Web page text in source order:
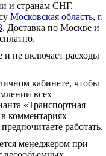
и странам СНГ.
Московская область, г.
. Доставка по Москве и
и не включает расходы
кабинете, чтобы
всех
«Транспортная
комментариях
работать.
менеджером при